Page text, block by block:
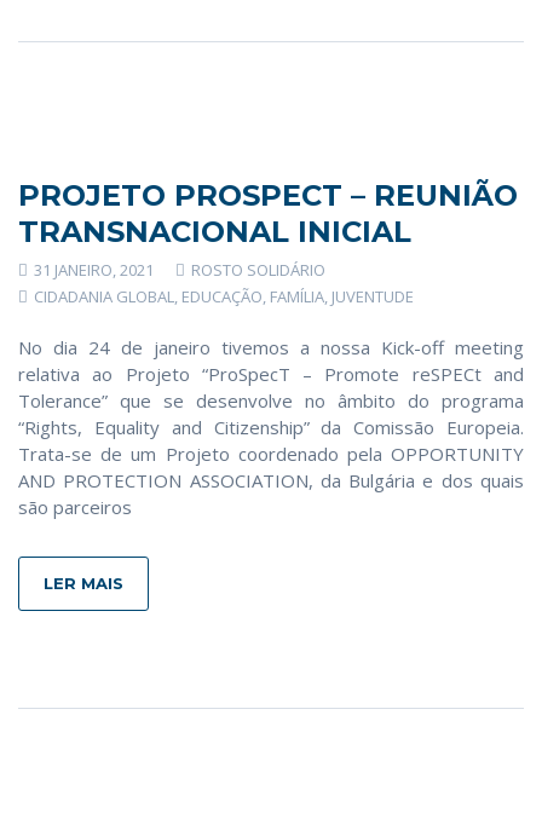
PROJETO PROSPECT – REUNIÃO
TRANSNACIONAL INICIAL
31 JANEIRO, 2021
ROSTO SOLIDÁRIO
CIDADANIA GLOBAL, EDUCAÇÃO, FAMÍLIA, JUVENTUDE
No dia 24 de janeiro tivemos a nossa Kick-off meeting
relativa ao Projeto “ProSpecT – Promote reSPECt and
Tolerance” que se desenvolve no âmbito do programa
“Rights, Equality and Citizenship” da Comissão Europeia.
Trata-se de um Projeto coordenado pela OPPORTUNITY
AND PROTECTION ASSOCIATION, da Bulgária e dos quais
são parceiros
LER MAIS